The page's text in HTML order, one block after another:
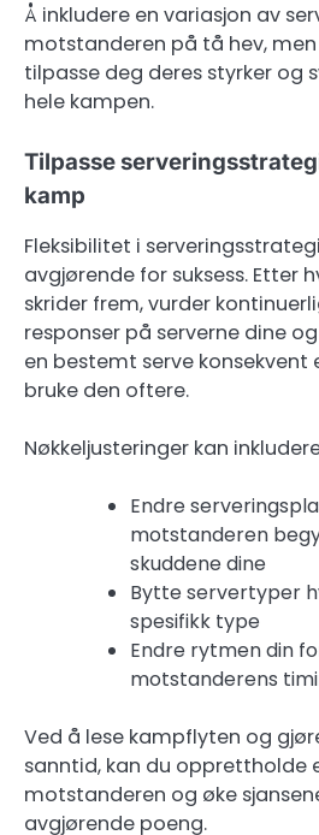
Å inkludere en variasjon av
motstanderen på tå hev,
tilpasse deg deres styrker og
hele kampen.
Tilpasse
kamp
Fleksibilitet i
avgjørende for suksess. Etter
skrider frem, vurder
responser på serverne dine
en bestemt serve konsekvent
bruke den oftere.
Nøkkeljusteringer kan
Endre
motstanderen
skuddene dine
Bytte servertyper
spesifikk type
Endre rytmen din
motstanderens
Ved å lese kampflyten og
sanntid, kan du opprettholde
motstanderen og øke
avgjørende poeng.